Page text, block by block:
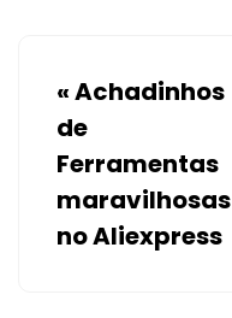
«Achadinhos
de
Ferramentas
maravilhosas
no Aliexpress